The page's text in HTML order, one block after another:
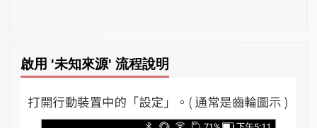
啟用 '未知來源' 流程說明